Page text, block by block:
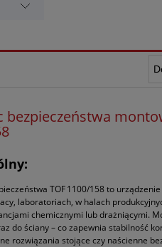
bezpieczeństwa
TOF 1100/158 to
laboratoriach, w halach
chemicznymi lub drażniącymi.
do ściany – co zapewnia stabilność
rozwiązania stojące czy naścienne